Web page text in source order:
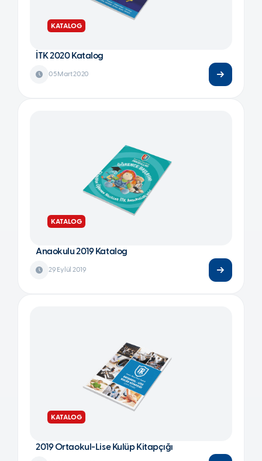
KATALOG
İTK 2020 Katalog
05 Mart 2020
KATALOG
Anaokulu 2019 Katalog
29 Eylül 2019
KATALOG
2019 Ortaokul-Lise Kulüp Kitapçığı